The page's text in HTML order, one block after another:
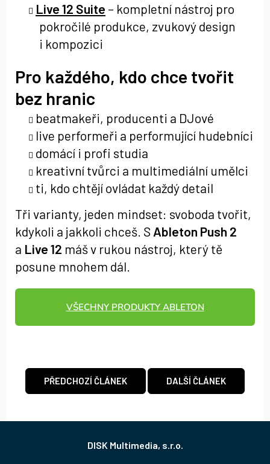
Live 12 Suite – kompletní nástroj pro
pokročilé produkce, zvukový design
i kompozici
Pro každého, kdo chce tvořit
bez hranic
beatmakeři, producenti a DJové
live performeři a performující hudebníci
domácí i profi studia
kreativní tvůrci a multimediální umělci
ti, kdo chtějí ovládat každý detail
Tři varianty, jeden mindset: svoboda tvořit,
kdykoli a jakkoli chceš. S Ableton Push 2
a Live 12 máš v rukou nástroj, který tě
posune mnohem dál.
VŠECHNY PRODUKTY ABLETON
PŘEDCHOZÍ ČLÁNEK DALŠÍ ČLÁNEK